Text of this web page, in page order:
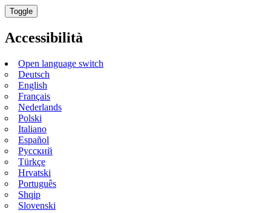
Toggle
Accessibilità
Open language switch
Deutsch
English
Français
Nederlands
Polski
Italiano
Español
Русский
Türkçe
Hrvatski
Português
Shqip
Slovenski